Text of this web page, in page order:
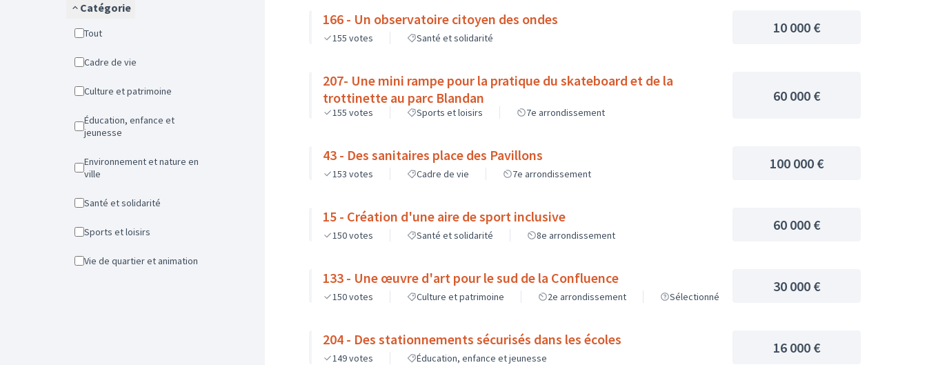
Catégorie
Tout
Cadre de vie
Culture et patrimoine
Éducation, enfance et
jeunesse
Environnement et nature en
ville
Santé et solidarité
Sports et loisirs
Vie de quartier et animation
166 - Un observatoire citoyen des ondes
155 votes Santé et solidarité
10 000 €
207- Une mini rampe pour la pratique du skateboard et de la
trottinette au parc Blandan
155 votes Sports et loisirs 7e arrondissement
60 000 €
43 - Des sanitaires place des Pavillons
153 votes Cadre de vie 7e arrondissement
100 000 €
15 - Création d'une aire de sport inclusive
150votes Santé et solidarité 8e arrondissement
60 000 €
133 - Une œuvre d'art pour le sud de la Confluence
150votes Culture et patrimoine 2e arrondissement Sélectionné
30 000 €
204 - Des stationnements sécurisés dans les écoles
149votes Éducation, enfance et jeunesse
16 000 €